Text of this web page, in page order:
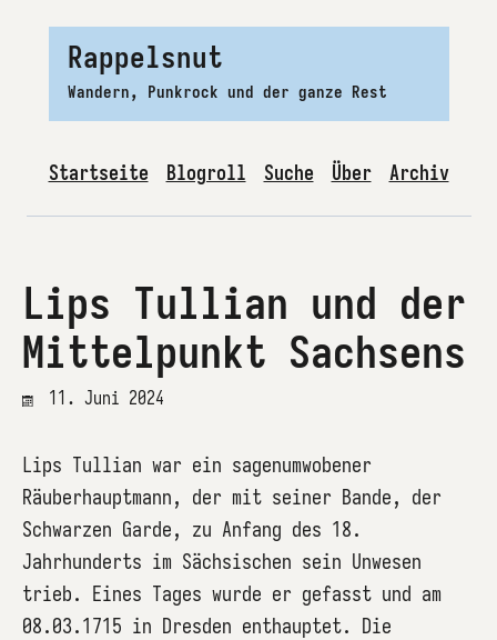
Rappelsnut
Wandern, Punkrock und der ganze Rest
Startseite Blogroll Suche Über Archiv
Lips Tullian und der
Mittelpunkt Sachsens
11. Juni 2024
Lips Tullian war ein sagenumwobener
Räuberhauptmann, der mit seiner Bande, der
Schwarzen Garde, zu Anfang des 18.
Jahrhunderts im Sächsischen sein Unwesen
trieb. Eines Tages wurde er gefasst und am
08.03.1715 in Dresden enthauptet. Die